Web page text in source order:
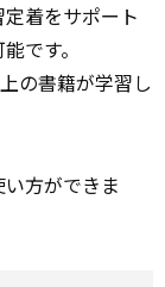
着をサポート
です。
の書籍が学習し
方ができま